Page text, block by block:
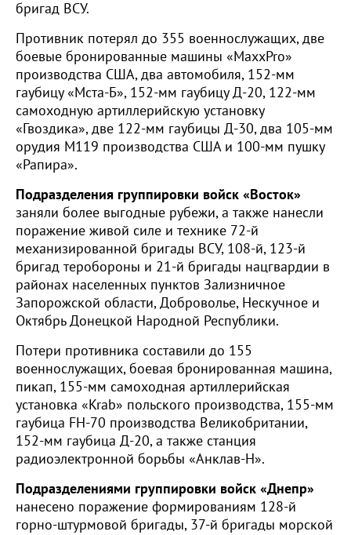
бригад ВСУ.
Противник потерял до 355 военнослужащих, две
боевые бронированные машины «MaxxPro»
производства США, два автомобиля, 152-мм
гаубицу «Мста-Б», 152-мм гаубицу Д-20, 122-мм
самоходную артиллерийскую установку
«Гвоздика», две 122-мм гаубицы Д-30, два 105-мм
орудия М119 производства США и 100-мм пушку
«Рапира».
Подразделения группировки войск «Восток»
заняли более выгодные рубежи, а также нанесли
поражение живой силе и технике 72-й
механизированной бригады ВСУ, 108-й, 123-й
бригад теробороны и 21-й бригады нацгвардии в
районах населенных пунктов Зализничное
Запорожской области, Доброволье, Нескучное и
Октябрь Донецкой Народной Республики.
Потери противника составили до 155
военнослужащих, боевая бронированная машина,
пикап, 155-мм самоходная артиллерийская
установка «Krab» польского производства, 155-мм
гаубица FH-70 производства Великобритании,
152-мм гаубица Д-20, а также станция
радиоэлектронной борьбы «Анклав-Н».
Подразделениями группировки войск «Днепр»
нанесено поражение формированиям 128-й
горно-штурмовой бригады, 37-й бригады морской